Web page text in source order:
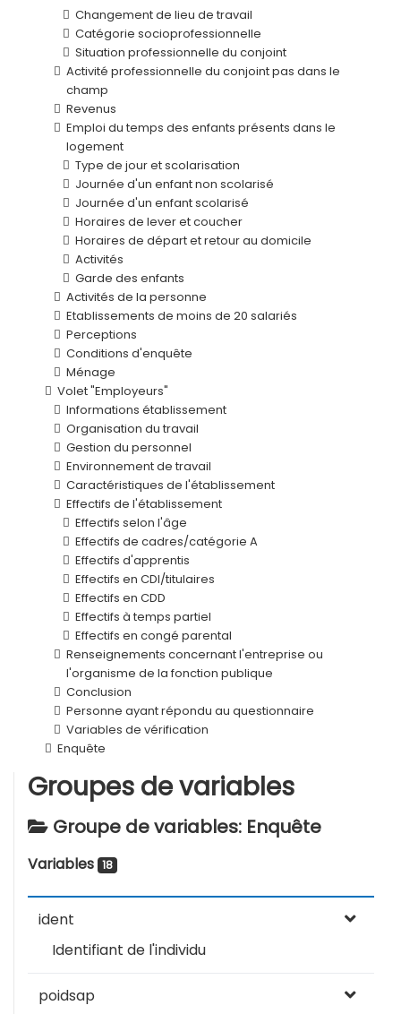
Changement de lieu de travail
Catégorie socioprofessionnelle
Situation professionnelle du conjoint
Activité professionnelle du conjoint pas dans le
champ
Revenus
Emploi du temps des enfants présents dans le
logement
Type de jour et scolarisation
Journée d'un enfant non scolarisé
Journée d'un enfant scolarisé
Horaires de lever et coucher
Horaires de départ et retour au domicile
Activités
Garde des enfants
Activités de la personne
Etablissements de moins de 20 salariés
Perceptions
Conditions d'enquête
Ménage
Volet "Employeurs"
Informations établissement
Organisation du travail
Gestion du personnel
Environnement de travail
Caractéristiques de l'établissement
Effectifs de l'établissement
Effectifs selon l'âge
Effectifs de cadres/catégorie A
Effectifs d'apprentis
Effectifs en CDI/titulaires
Effectifs en CDD
Effectifs à temps partiel
Effectifs en congé parental
Renseignements concernant l'entreprise ou
l'organisme de la fonction publique
Conclusion
Personne ayant répondu au questionnaire
Variables de vérification
Enquête
Groupes de variables
Groupe de variables: Enquête
Variables 18
ident
Identifiant de l'individu
poidsap